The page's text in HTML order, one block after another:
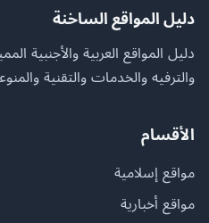
دليل المواقع الساخنة
دليل المواقع العربية والأجنبية
والترفيه والخدمات والتقنية
الأقسام
مواقع إسلامية
مواقع أخبارية